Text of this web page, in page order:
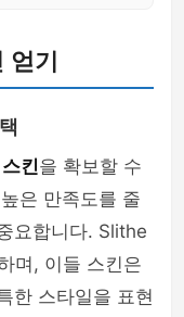
기
킨을 확보할 수
은 만족도를 줄
요합니다. Slithe
며, 이들 스킨은
한 스타일을 표현